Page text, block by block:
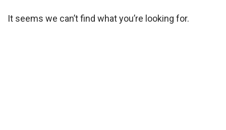
It seems we can’t find what you’re looking for.